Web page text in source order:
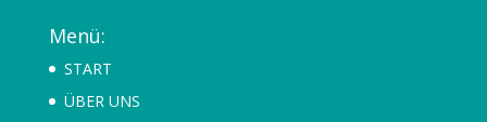
Menü:
START
ÜBER UNS